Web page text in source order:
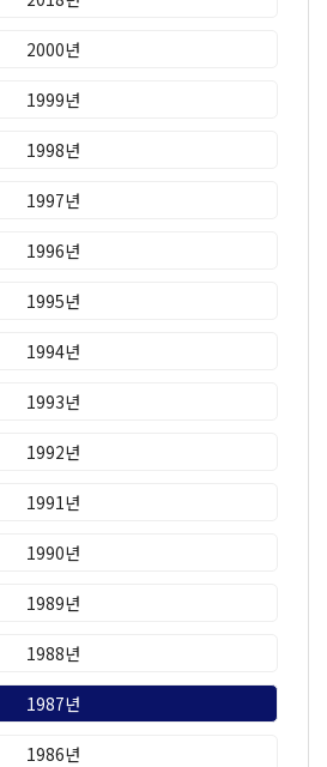
2000년
1999년
1998년
1997년
1996년
1995년
1994년
1993년
1992년
1991년
1990년
1989년
1988년
1987년
1986년